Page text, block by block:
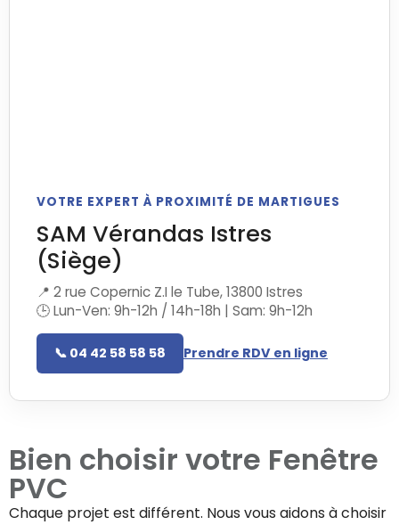
VOTRE EXPERT À PROXIMITÉ DE MARTIGUES
SAM Vérandas Istres
(Siège)
📍 2 rue Copernic Z.I le Tube, 13800 Istres
🕒 Lun-Ven: 9h-12h / 14h-18h | Sam: 9h-12h
📞 04 42 58 58 58 Prendre RDV en ligne
Bien choisir votre Fenêtre
PVC
Chaque projet est différent. Nous vous aidons à choisir